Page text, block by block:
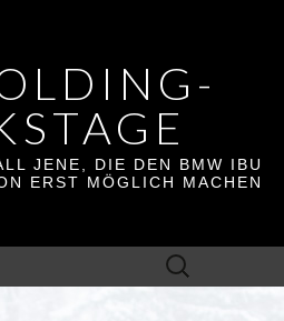
JENE, DIE DEN BMW IBU
ERST MÖGLICH MACHEN
Suchen
nach: